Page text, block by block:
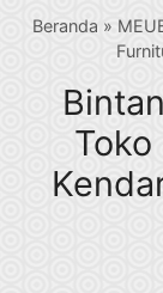
Beranda »